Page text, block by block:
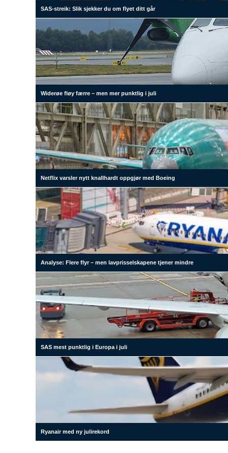
SAS-streik: Slik sjekker du om flyet ditt går
Widerøe fløy færre – men mer punktlig i juli
Netflix varsler nytt knallhardt oppgjør med Boeing
Analyse: Flere flyr – men lavprisselskapene tjener mindre
SAS mest punktlig i Europa i juli
Ryanair med ny julirekord